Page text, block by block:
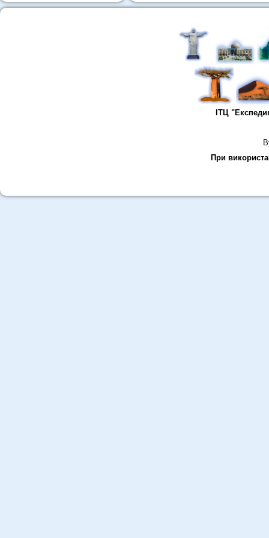
ІТЦ
При